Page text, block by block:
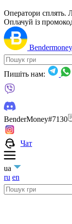
Оператори сплять.
Оплачуй із
Bendermoney
Пишіть нам:
BenderMoney#7130
Чат
ua
ru en